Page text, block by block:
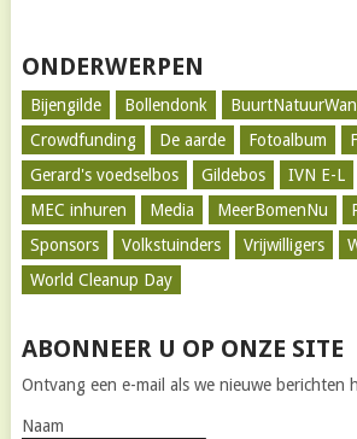
ONDERWERPEN
Bijengilde Bollendonk
Crowdfunding
De aarde Fotoalbum
Gerard's voedselbos
Gildebos IVN E-L
MEC inhuren
Media MeerBomenNu
Sponsors
Volkstuinders Vrijwilligers
World Cleanup Day
ABONNEER U OP ONZE SITE
Ontvang een e-mail als we nieuwe berichten
Naam